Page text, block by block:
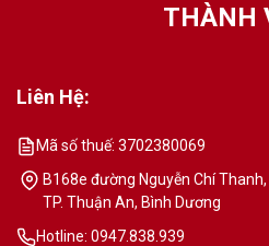
THÀNH
Liên Hệ:
Mã số thuế: 3702380069
B168e đường Nguyễn Chí
TP. Thuận An, Bình Dương
Hotline: 0947.838.939